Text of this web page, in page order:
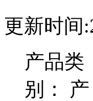
更新时间
产品类
别： 产